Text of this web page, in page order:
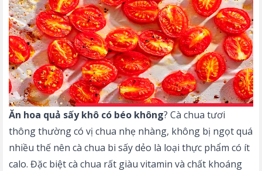
Ăn hoa quả sấy khô có béo không? Cà chua tươi
thông thường có vị chua nhẹ nhàng, không bị ngọt quá
nhiều thế nên cà chua bi sấy dẻo là loại thực phẩm có ít
calo. Đặc biệt cà chua rất giàu vitamin và chất khoáng